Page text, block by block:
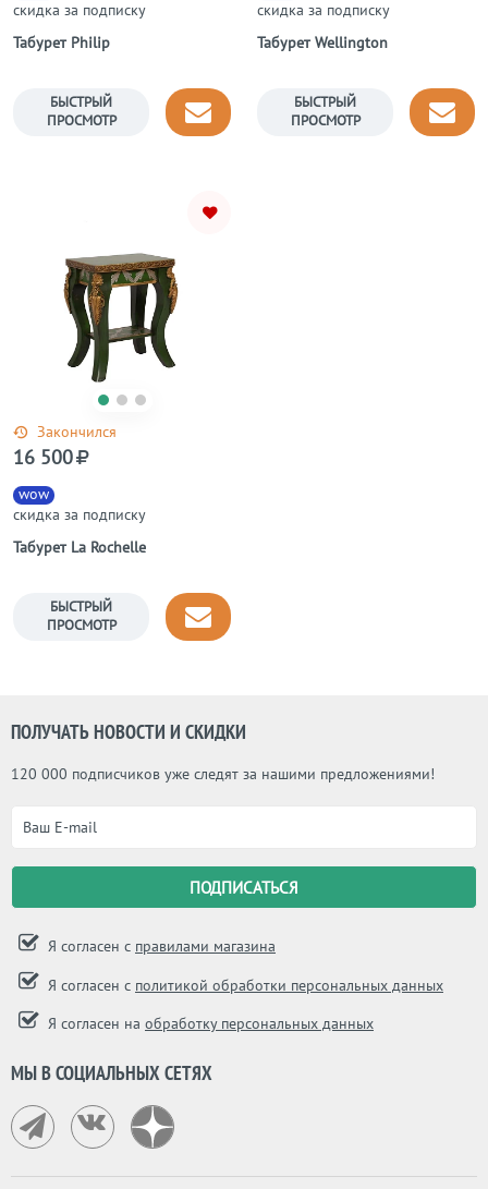
Табурет Philip
скидка за подписку
БЫСТРЫЙ
ПРОСМОТР
Табурет Wellington
скидка за подписку
БЫСТРЫЙ
ПРОСМОТР
Закончился
Табурет La Rochelle
wow
скидка за подписку
16 500
БЫСТРЫЙ
ПРОСМОТР
ПОЛУЧАТЬ НОВОСТИ И СКИДКИ
120 000 подписчиков уже следят за нашими предложениями!
Я согласен с правилами магазина
Я согласен с политикой обработки персональных данных
Я согласен на обработку персональных данных
МЫ В СОЦИАЛЬНЫХ СЕТЯХ